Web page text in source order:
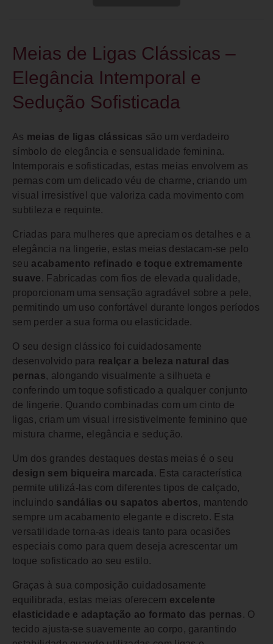
Meias de Ligas Clássicas –
Elegância Intemporal e
Sedução Sofisticada
As meias de ligas clássicas são um verdadeiro
símbolo de elegância e sensualidade feminina.
Intemporais e sofisticadas, estas meias envolvem as
pernas com um delicado véu de charme, criando um
visual irresistível que valoriza cada movimento com
subtileza e requinte.
Criadas para mulheres que apreciam os detalhes e a
elegância na lingerie, estas meias destacam-se pelo
seu acabamento refinado e toque extremamente
suave . Fabricadas com fios de elevada qualidade,
proporcionam uma sensação agradável sobre a pele,
permitindo um uso confortável durante longos períodos
sem perder a sua forma ou elasticidade.
O seu design clássico foi cuidadosamente
desenvolvido para realçar a beleza natural das
pernas, alongando visualmente a silhueta e
conferindo um toque sofisticado a qualquer conjunto
de lingerie. Quando combinadas com um cinto de
ligas, criam um visual irresistivelmente feminino que
mistura charme, elegância e sedução.
Um dos grandes destaques destas meias é o seu
design sem biqueira marcada . Esta característica
permite utilizá-las com diferentes tipos de calçado,
incluindo sandálias ou sapatos abertos, mantendo
sempre um acabamento elegante e discreto. Esta
versatilidade torna-as ideais tanto para ocasiões
especiais como para quem deseja acrescentar um
toque sofisticado ao seu estilo.
Graças à sua composição cuidadosamente
equilibrada, estas meias oferecem excelente
elasticidade e adaptação ao formato das pernas . O
tecido ajusta-se suavemente ao corpo, garantindo